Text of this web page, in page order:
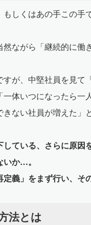
しくはあの手この
ながら「継続的に働
が、中堅社員を見
体いつになったら一
ない社員が増えた」
ている、さらに原
か…。
義」をまず行い、そ
法とは